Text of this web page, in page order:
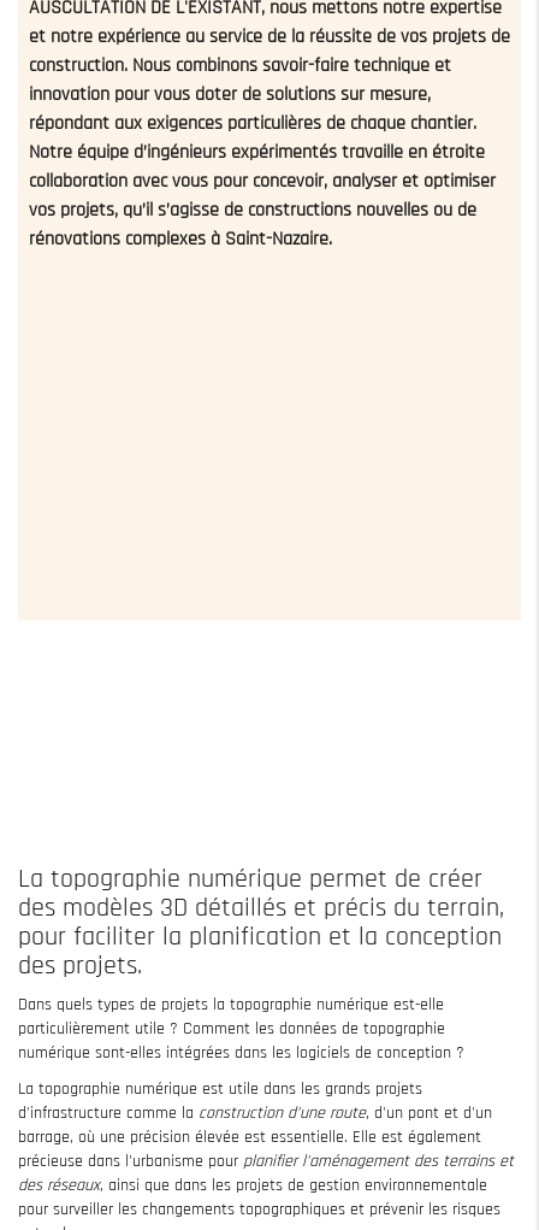
AUSCULTATION DE L'EXISTANT, nous mettons notre expertise
et notre expérience au service de la réussite de vos projets de
construction. Nous combinons savoir-faire technique et
innovation pour vous doter de solutions sur mesure,
répondant aux exigences particulières de chaque chantier.
Notre équipe d’ingénieurs expérimentés travaille en étroite
collaboration avec vous pour concevoir, analyser et optimiser
vos projets, qu’il s’agisse de constructions nouvelles ou de
rénovations complexes à Saint-Nazaire.
La topographie numérique permet de créer
des modèles 3D détaillés et précis du terrain,
pour faciliter la planification et la conception
des projets.
Dans quels types de projets la topographie numérique est-elle
particulièrement utile ? Comment les données de topographie
numérique sont-elles intégrées dans les logiciels de conception ?
La topographie numérique est utile dans les grands projets
d'infrastructure comme la construction d'une route, d'un pont et d'un
barrage, où une précision élevée est essentielle. Elle est également
précieuse dans l'urbanisme pour planifier l'aménagement des terrains et
des réseaux, ainsi que dans les projets de gestion environnementale
pour surveiller les changements topographiques et prévenir les risques